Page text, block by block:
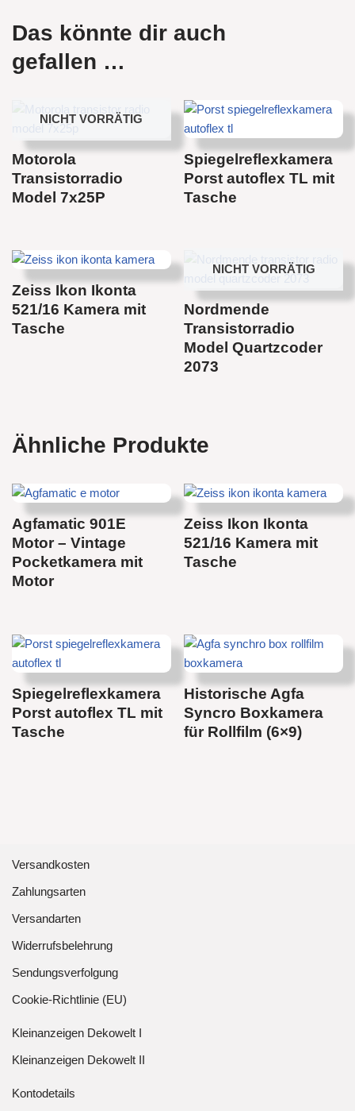
Das könnte dir auch
gefallen …
NICHT VORRÄTIG
Motorola
Transistorradio
Model 7x25P
Spiegelreflexkamera
Porst autoflex TL mit
Tasche
Zeiss Ikon Ikonta
521/16 Kamera mit
Tasche
NICHT VORRÄTIG
Nordmende
Transistorradio
Model Quartzcoder
2073
Ähnliche Produkte
Agfamatic 901E
Motor – Vintage
Pocketkamera mit
Motor
Zeiss Ikon Ikonta
521/16 Kamera mit
Tasche
Spiegelreflexkamera
Porst autoflex TL mit
Tasche
Historische Agfa
Syncro Boxkamera
für Rollfilm (6×9)
Versandkosten
Zahlungsarten
Versandarten
Widerrufsbelehrung
Sendungsverfolgung
Cookie-Richtlinie (EU)
Kleinanzeigen Dekowelt I
Kleinanzeigen Dekowelt II
Kontodetails